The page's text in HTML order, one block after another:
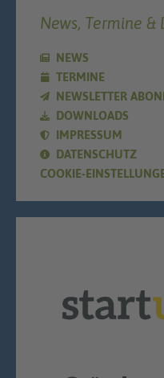
News, Termine &
NEWS
TERMINE
NEWSLETTER
DOWNLOADS
IMPRESSUM
DATENSCHUTZ
COOKIE-